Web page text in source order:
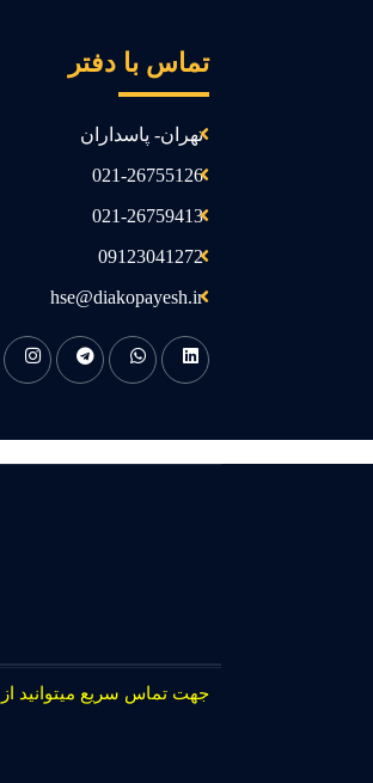
تماس با دفتر
تهران- پاسداران
021-26755126
021-26759413
09123041272
hse@diakopayesh.ir
جهت تماس سریع میتوانید از QR کدها استفاده نمایید.